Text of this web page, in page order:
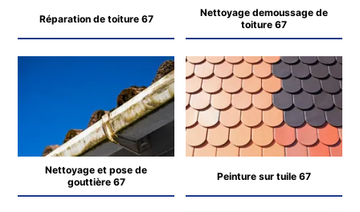
Réparation de toiture 67
Nettoyage demoussage de
toiture 67
Nettoyage et pose de
gouttière 67
Peinture sur tuile 67